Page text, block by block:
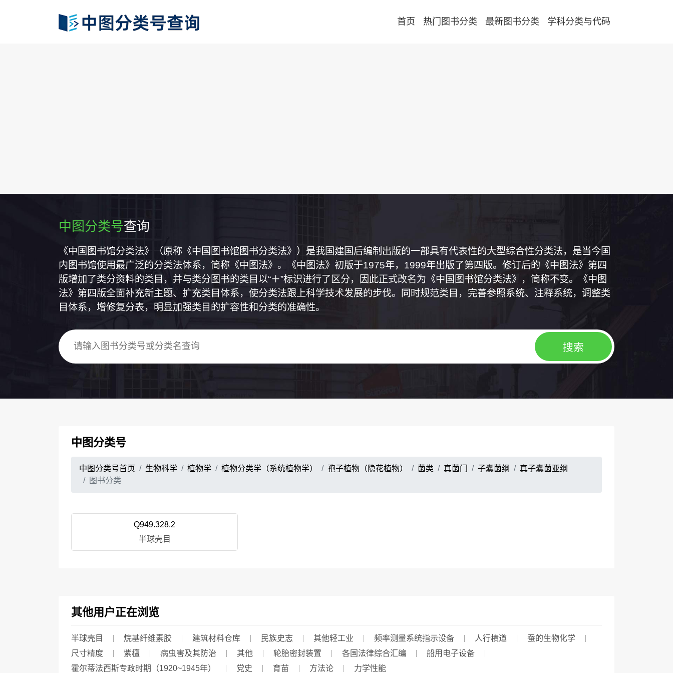
首页 热门图书分类 最新图书分类 学科分类与代码
中图分类号查询
《中国图书馆分类法》（原称《中国图书馆图书分类法》）是我国建国后编制出版的一部具有代表性的大型综合性分类法，是当今国
内图书馆使用最广泛的分类法体系，简称《中图法》。《中图法》初版于1975年，1999年出版了第四版。修订后的《中图法》第四
版增加了类分资料的类目，并与类分图书的类目以“＋”标识进行了区分，因此正式改名为《中国图书馆分类法》，简称不变。《中图
法》第四版全面补充新主题、扩充类目体系，使分类法跟上科学技术发展的步伐。同时规范类目，完善参照系统、注释系统，调整类
目体系，增修复分表，明显加强类目的扩容性和分类的准确性。
中图分类号
中图分类号首页 生物科学 植物学 植物分类学（系统植物学） 孢子植物（隐花植物） 菌类 真菌门 子囊菌纲
真子囊菌亚纲
图书分类
Q949.328.2
半球壳目
其他用户正在浏览
半球壳目 烷基纤维素胶 建筑材料仓库 民族史志 其他轻工业 频率测量系统指示设备 人行横道
蚕的生物化学
尺寸精度
紫檀 病虫害及其防治 其他 轮胎密封装置 各国法律综合汇编
船用电子设备
霍尔蒂法西斯专政时期（1920~1945年）
党史 育苗 方法论 力学性能